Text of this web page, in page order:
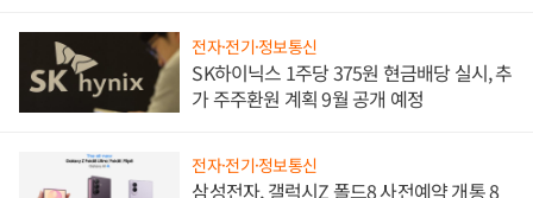
전자·전기·정보통신
SK하이닉스 1주당 375원 현금배당 실시, 추
가 주주환원 계획 9월 공개 예정
전자·전기·정보통신
삼성전자, 갤럭시Z 폴드8 사전예약 개통 8